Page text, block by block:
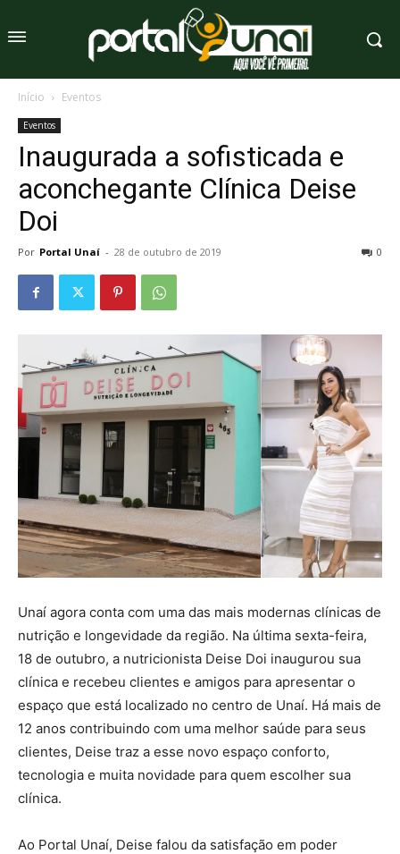
Início Eventos
Eventos
Inaugurada a sofisticada e
aconchegante Clínica Deise
Doi
Por Portal Unaí - 28 de outubro de 2019 0
Unaí agora conta com uma das mais modernas clínicas de
nutrição e longevidade da região. Na última sexta-feira,
18 de outubro, a nutricionista Deise Doi inaugurou sua
clínica e recebeu clientes e amigos para apresentar o
espaço que está localizado no centro de Unaí. Há mais de
12 anos contribuindo com uma melhor saúde para seus
clientes, Deise traz a esse novo espaço conforto,
tecnologia e muita novidade para quem escolher sua
clínica.
Ao Portal Unaí, Deise falou da satisfação em poder